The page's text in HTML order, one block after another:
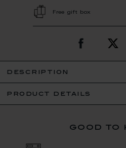
Free gift box
description
product details
good to